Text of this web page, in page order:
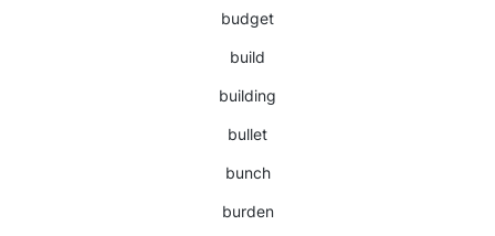
budget
build
building
bullet
bunch
burden